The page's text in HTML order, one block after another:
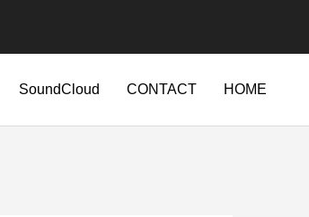
SoundCloud CONTACT HOME